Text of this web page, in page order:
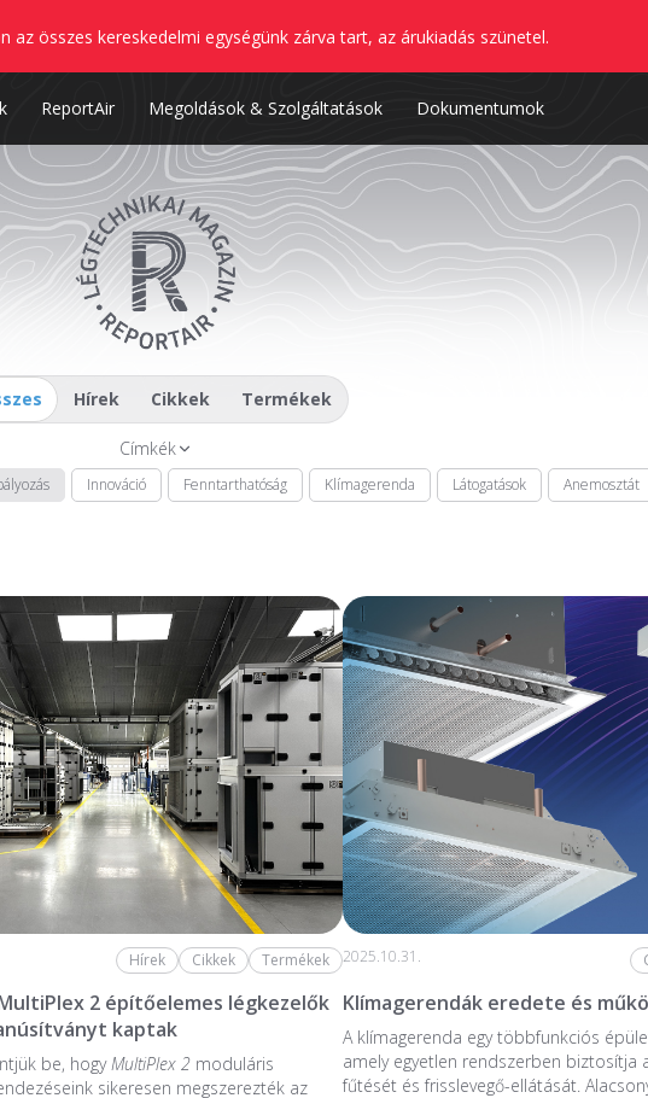
az összes kereskedelmi egységünk zárva tart, az árukiadás szünetel.
ReportAir Megoldások & Szolgáltatások Dokumentumok
Hírek Cikkek Termékek
Címkék
Innováció Fenntarthatóság Klímagerenda Látogatások Anemosztát
Hírek Cikkek Termékek
2 építőelemes légkezelők
kaptak
be, hogyMultiPlex 2moduláris
sikeresen megszerezték az
2025.10.31.
Klímagerendák eredete és
A klímagerenda egy többfunkciós
amely egyetlen rendszerben biztosítja
fűtését és frisslevegő-ellátását.